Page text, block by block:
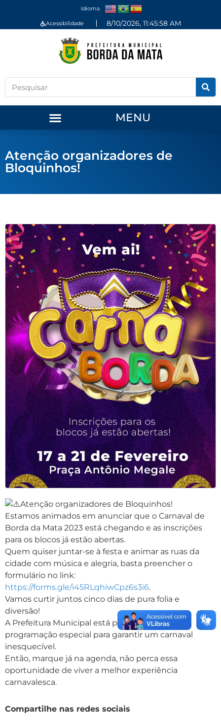
Idioma
Acessibilidade 8/10/2026, 11:45:59 AM
MENU
Atenção organizadores de
Bloquinhos!
Atenção organizadores de Bloquinhos!
Estamos animados em anunciar que o Carnaval de
Borda da Mata 2023 está chegando e as inscrições
para os blocos já estão abertas.
Quem quiser juntar-se à festa e animar as ruas da
cidade com música e alegria, basta preencher o
formulário no link:
https://forms.gle/i45RLqhiwCpz6s3i6.
Vamos curtir juntos cinco dias de pura folia e
diversão!
A Prefeitura Municipal está preparando uma
programação especial para garantir um carnaval
inesquecível.
Então, marque já na agenda, não perca essa
oportunidade de viver a melhor experiência
carnavalesca.
Compartilhe nas redes sociais